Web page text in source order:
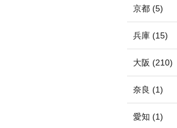
京都 (5)
兵庫 (15)
大阪 (210)
奈良 (1)
愛知 (1)